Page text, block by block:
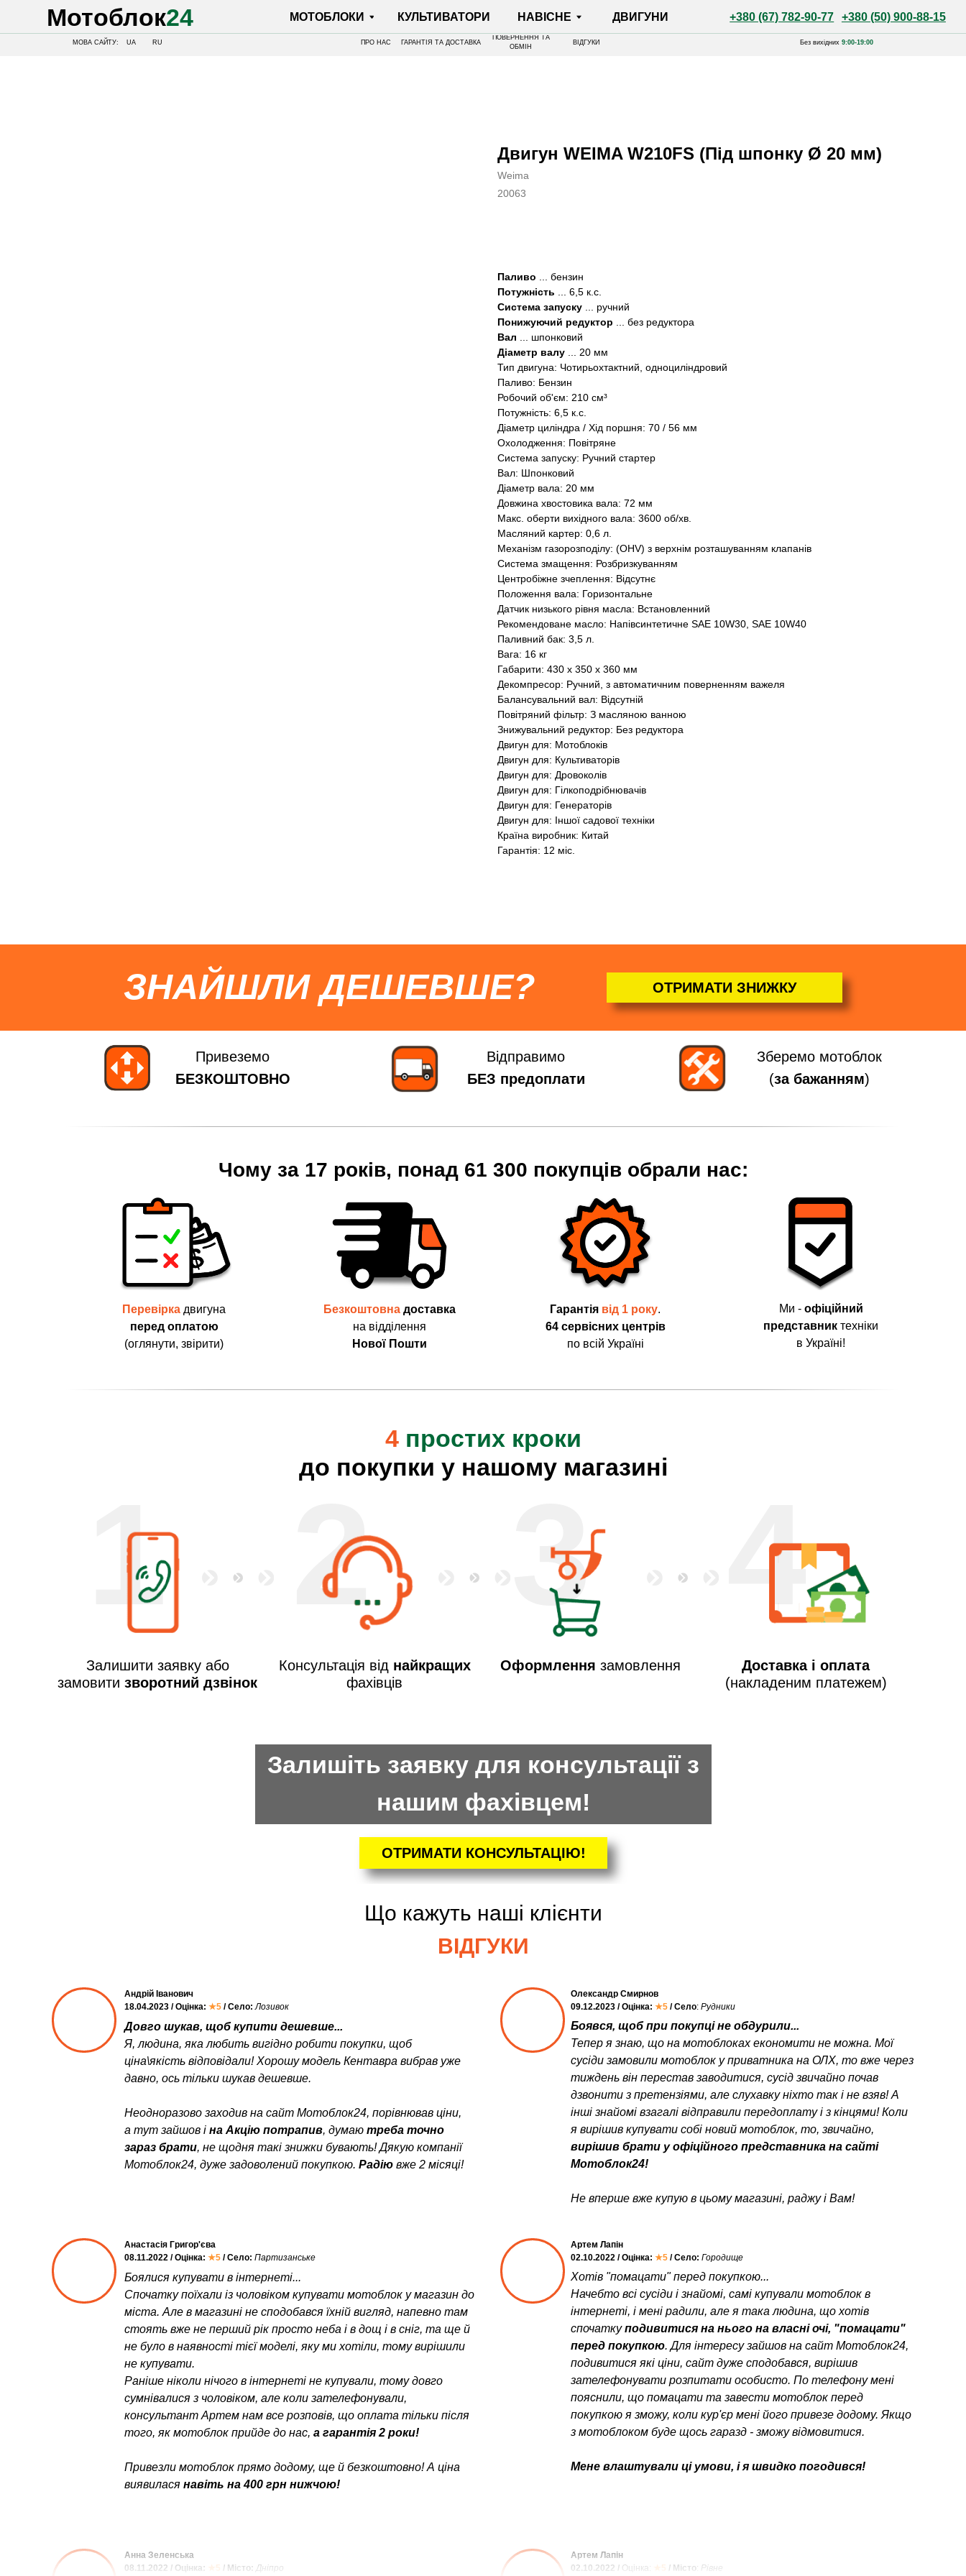
Мотоблок24 +380 (67) 782-90-77 +380 (50) 900-88-15
МОТОБЛОКИ КУЛЬТИВАТОРИ НАВІСНЕ ДВИГУНИ
МОВА САЙТУ:
ПОВЕРНЕННЯ ТА
ОБМІН
ВІДГУКИ
Двигун WEIMA W210FS (Під шпонку Ø 20 мм)
Weima
20063
Паливо ... бензин
Потужність ... 6,5 к.с.
Система запуску ... ручний
Понижуючий редуктор ... без редуктора
Вал ... шпонковий
Діаметр валу ... 20 мм
Тип двигуна: Чотирьохтактний, одноциліндровий
Паливо: Бензин
Робочий об'єм: 210 см³
Потужність: 6,5 к.с.
Діаметр циліндра / Хід поршня: 70 / 56 мм
Охолодження: Повітряне
Система запуску: Ручний стартер
Вал: Шпонковий
Діаметр вала: 20 мм
Довжина хвостовика вала: 72 мм
Макс. оберти вихідного вала: 3600 об/хв.
Масляний картер: 0,6 л.
Механізм газорозподілу: (OHV) з верхнім розташуванням клапанів
Система змащення: Розбризкуванням
Центробіжне зчеплення: Відсутнє
Положення вала: Горизонтальне
Датчик низького рівня масла: Встановленний
Рекомендоване масло: Напівсинтетичне SAE 10W30, SAE 10W40
Паливний бак: 3,5 л.
Вага: 16 кг
Габарити: 430 x 350 x 360 мм
Декомпресор: Ручний, з автоматичним поверненням важеля
Балансувальний вал: Відсутній
Повітряний фільтр: З масляною ванною
Знижувальний редуктор: Без редуктора
Двигун для: Мотоблоків
Двигун для: Культиваторів
Двигун для: Дровоколів
Двигун для: Гілкоподрібнювачів
Двигун для: Генераторів
Двигун для: Іншої садової техніки
Країна виробник: Китай
Гарантія: 12 міс.
ЗНАЙШЛИ ДЕШЕВШЕ? ОТРИМАТИ ЗНИЖКУ
Відправимо
БЕЗ предоплати
Привеземо
БЕЗКОШТОВНО
Зберемо мотоблок
(за бажанням)
Чому за 17 років, понад 61 300 покупців обрали нас:
Перевірка двигуна
перед оплатою
(оглянути, звірити)
Гарантія від 1 року.
64 сервісних центрів
по всій Україні
Безкоштовна доставка
на відділення
Нової Пошти
Ми - офіційний
представник техніки
в Україні!
1 4
3
2
Залишити заявку або
замовити зворотний дзвінок
Консультація від найкращих
фахівців
Оформлення замовлення
Доставка і оплата
(накладеним платежем)
4 простих кроки
до покупки у нашому магазині
ОТРИМАТИ КОНСУЛЬТАЦІЮ!
Залишіть заявку для консультації з
нашим фахівцем!
Що кажуть наші клієнти
ВІДГУКИ
Хотів "помацати" перед покупкою...
Начебто всі сусіди і знайомі, самі купували мотоблок в
інтернеті, і мені радили, але я така людина, що хотів
спочаткуподивитися на нього на власні очі, "помацати"
перед покупкою. Для інтересу зайшов на сайт Мотоблок24,
подивитися які ціни, сайт дуже сподобався, вирішив
зателефонувати розпитати особисто. По телефону мені
пояснили, що помацати та завести мотоблок перед
покупкою я зможу, коли кур'єр мені його привезе додому. Якщо
з мотоблоком буде щось гаразд - зможу відмовитися.
Мене влаштували ці умови, і я швидко погодився!
Артем Лапін
02.10.2022 / Оцінка: ★5 / Село: Городище
Боявся, щоб при покупці не обдурили...
Тепер я знаю, що на мотоблоках економити не можна. Мої
сусіди замовили мотоблок у приватника на ОЛХ, то вже через
тиждень він перестав заводитися, сусід звичайно почав
дзвонити з претензіями, але слухавку ніхто так і не взяв! А
інші знайомі взагалі відправили передоплату і з кінцями! Коли
я вирішив купувати собі новий мотоблок, то, звичайно,
вирішив брати у офіційного представника на сайті
Мотоблок24!
Не вперше вже купую в цьому магазині, раджу і Вам!
Олександр Смирнов
09.12.2023 / Оцінка: ★5 / Село: Рудники
Боялися купувати в інтернеті...
Спочатку поїхали із чоловіком купувати мотоблок у магазин до
міста. Але в магазині не сподобався їхній вигляд, напевно там
стоять вже не перший рік просто неба і в дощ і в сніг, та ще й
не було в наявності тієї моделі, яку ми хотіли, тому вирішили
не купувати.
Раніше ніколи нічого в інтернеті не купували, тому довго
сумнівалися з чоловіком, але коли зателефонували,
консультант Артем нам все розповів, що оплата тільки після
того, як мотоблок прийде до нас, а гарантія 2 роки!
Привезли мотоблок прямо додому, ще й безкоштовно! А ціна
виявилася навіть на 400 грн нижчою!
Анастасія Григор'єва
08.11.2022 / Оцінка: ★5 / Село: Партизанське
Артем Лапін
02.10.2022 / Оцінка: ★5 / Місто: Рівне
Анна Зеленська
08.11.2022 / Оцінка: ★5 / Місто: Дніпро
Довго шукав, щоб купити дешевше...
Я, людина, яка любить вигідно робити покупки, щоб
ціна\якість відповідали! Хорошу модель Кентавра вибрав уже
давно, ось тільки шукав дешевше.
Неодноразово заходив на сайт Мотоблок24, порівнював ціни,
а тут зайшов і на Акцію потрапив, думаю треба точно
зараз брати, не щодня такі знижки бувають! Дякую компанії
Мотоблок24, дуже задоволений покупкою. Радію вже 2 місяці!
Андрій Іванович
18.04.2023 / Оцінка: ★5 / Село: Лозивок